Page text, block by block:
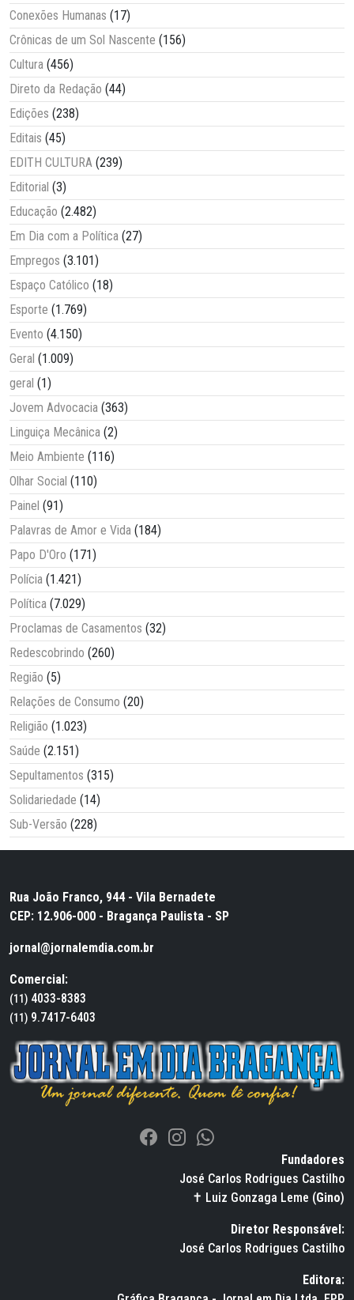
Conexões Humanas (17)
Crônicas de um Sol Nascente (156)
Cultura (456)
Direto da Redação (44)
Edições (238)
Editais (45)
EDITH CULTURA (239)
Editorial (3)
Educação (2.482)
Em Dia com a Política (27)
Empregos (3.101)
Espaço Católico (18)
Esporte (1.769)
Evento (4.150)
Geral (1.009)
geral (1)
Jovem Advocacia (363)
Linguiça Mecânica (2)
Meio Ambiente (116)
Olhar Social (110)
Painel (91)
Palavras de Amor e Vida (184)
Papo D'Oro (171)
Polícia (1.421)
Política (7.029)
Proclamas de Casamentos (32)
Redescobrindo (260)
Região (5)
Relações de Consumo (20)
Religião (1.023)
Saúde (2.151)
Sepultamentos (315)
Solidariedade (14)
Sub-Versão (228)
Rua João Franco, 944 - Vila Bernadete
CEP: 12.906-000 - Bragança Paulista - SP
jornal@jornalemdia.com.br
Comercial:
(11) 4033-8383
(11) 9.7417-6403
Fundadores
José Carlos Rodrigues Castilho
✝ Luiz Gonzaga Leme (Gino)
Diretor Responsável:
José Carlos Rodrigues Castilho
Editora: